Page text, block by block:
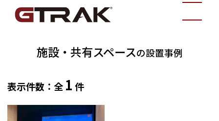
施設・共有スペースの設置事例
表示件数：全 1 件